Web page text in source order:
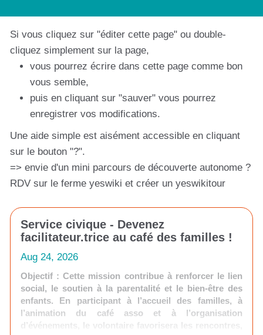
Si vous cliquez sur "éditer cette page" ou double-
cliquez simplement sur la page,
vous pourrez écrire dans cette page comme bon
vous semble,
puis en cliquant sur "sauver" vous pourrez
enregistrer vos modifications.
Une aide simple est aisément accessible en cliquant
sur le bouton "?".
=> envie d'un mini parcours de découverte autonome ?
RDV sur le ferme yeswiki et créer un yeswikitour
Service civique - Devenez
facilitateur.trice au café des familles !
Aug 24, 2026
Objectif : Cette mission contribue à renforcer le lien
social, le soutien à la parentalité et le bien-être des
enfants. En participant à l’accueil des familles, à
l’animation du café asso et à l’organisation
d’événements, le volontaire favorisera les rencontres,